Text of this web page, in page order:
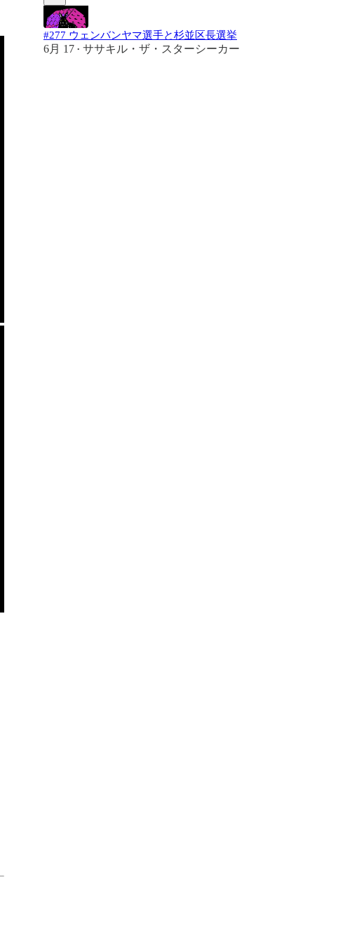
#277 ウェンバンヤマ選手と杉並区長選挙
6月 17 • ササキル・ザ・スターシーカー